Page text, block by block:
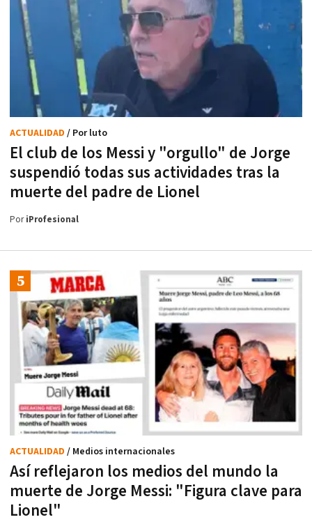
El club de los Messi y "orgullo" de Jorge
suspendió todas sus actividades tras la
muerte del padre de Lionel
ACTUALIDAD / Por luto
PoriProfesional
Así reflejaron los medios del mundo la
muerte de Jorge Messi: "Figura clave para
Lionel"
ACTUALIDAD / Medios internacionales